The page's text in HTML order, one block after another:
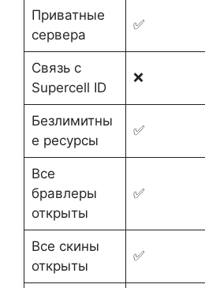
Приватные
сервера
✅
Связь с
Supercell ID
❌
Безлимитны
е ресурсы
✅
Все
бравлеры
открыты
✅
Все скины
открыты
✅